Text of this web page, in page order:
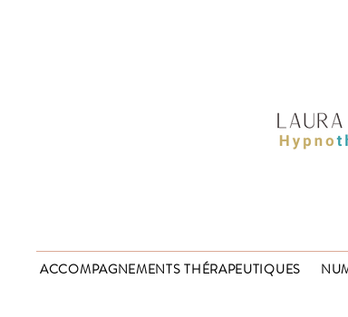
ACCOMPAGNEMENTS THÉRAPEUTIQUES